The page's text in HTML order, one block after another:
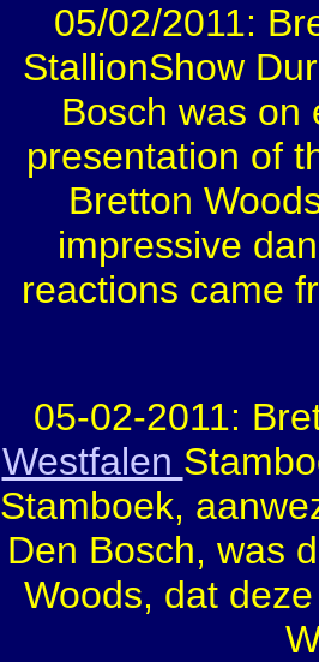
05/02/2011:
StallionShow
Bosch was on
presentation of
Bretton
impressive
reactions came
05-02-2011:
Westfalen
Stamboek,
Den Bosch, was
Woods, dat